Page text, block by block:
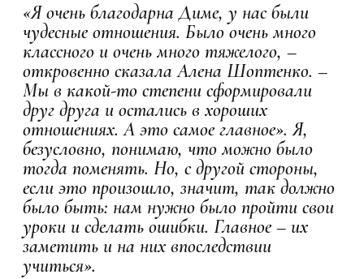
«Я очень благодарна Диме, у нас были
чудесные отношения. Было очень много
классного и очень много тяжелого, –
откровенно сказала Алена Шоптенко. –
Мы в какой-то степени сформировали
друг друга и остались в хороших
отношениях. А это самое главное». Я,
безусловно, понимаю, что можно было
тогда поменять. Но, с другой стороны,
если это произошло, значит, так должно
было быть: нам нужно было пройти свои
уроки и сделать ошибки. Главное – их
заметить и на них впоследствии
учиться».